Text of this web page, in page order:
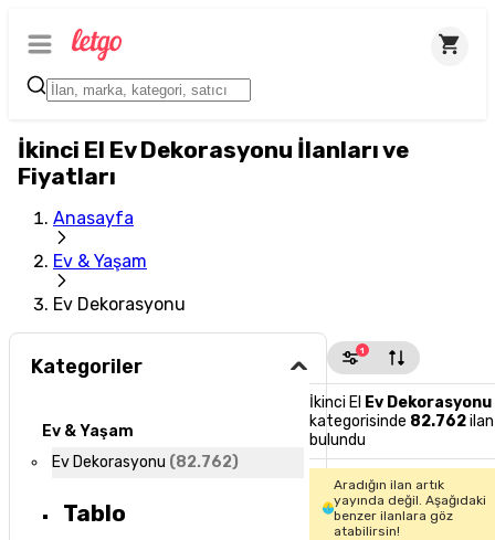
İkinci El Ev Dekorasyonu İlanları ve
Fiyatları
Anasayfa
Ev & Yaşam
Ev Dekorasyonu
Kategoriler
Ev & Yaşam
Ev Dekorasyonu (82.762)
Tablo
1
İkinci El Ev Dekorasyonu
kategorisinde 82.762ilan
bulundu
Aradığın ilan artık
yayında değil. Aşağıdaki
benzer ilanlara göz
atabilirsin!